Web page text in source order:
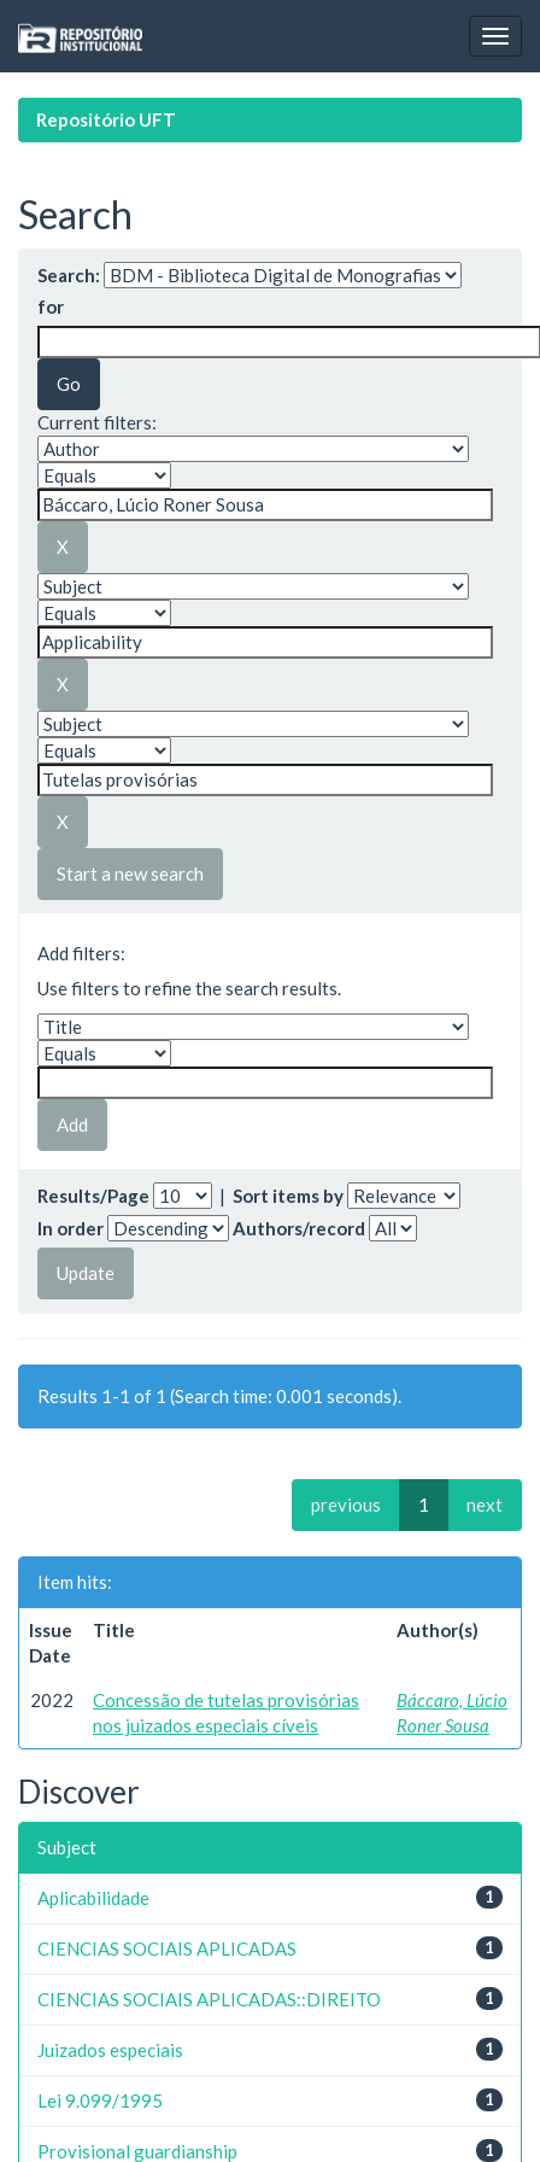
navigation
Repositório UFT
Search
Search:
for
Current filters:
Start a new search
Add filters:
Use filters to refine the search results.
Results/Page | Sort items by
In order
Authors/record
Results 1-1 of 1 (Search time: 0.001 seconds).
previous 1 next
Item hits:
Issue
Date
Title Author(s)
2022
Concessão de tutelas provisórias
nos juizados especiais cíveis
Báccaro, Lúcio
Roner Sousa
Discover
Subject
1
Aplicabilidade
1
CIENCIAS SOCIAIS APLICADAS
1
CIENCIAS SOCIAIS APLICADAS::DIREITO
1
Juizados especiais
1
Lei 9.099/1995
1
Provisional guardianship